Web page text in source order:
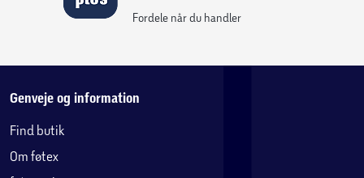
Fordele når du handler
Genveje og information
Find butik
Om føtex